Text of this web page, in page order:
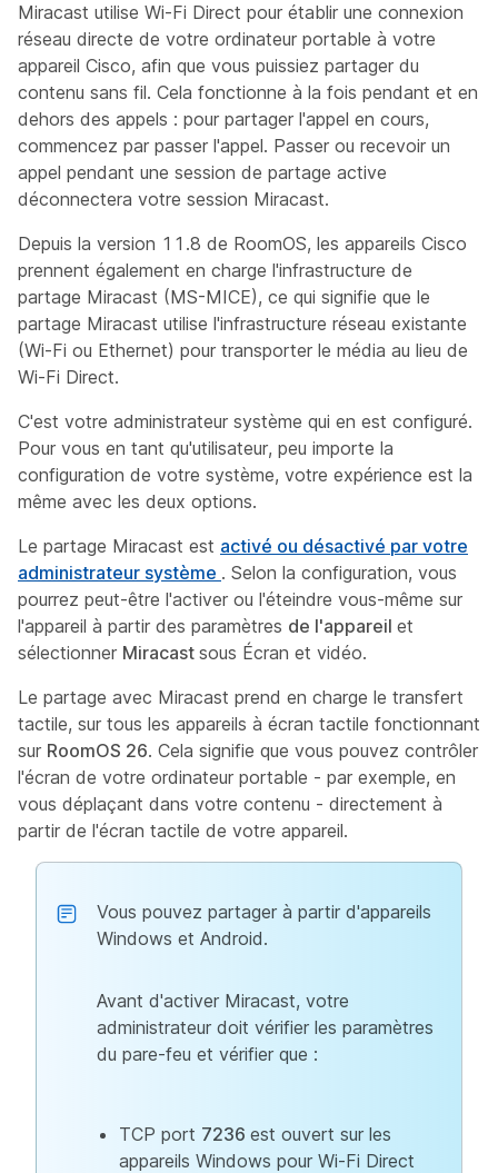
Miracast utilise Wi-Fi Direct pour établir une connexion
réseau directe de votre ordinateur portable à votre
appareil Cisco, afin que vous puissiez partager du
contenu sans fil. Cela fonctionne à la fois pendant et en
dehors des appels : pour partager l'appel en cours,
commencez par passer l'appel. Passer ou recevoir un
appel pendant une session de partage active
déconnectera votre session Miracast.
Depuis la version 11.8 de RoomOS, les appareils Cisco
prennent également en charge l'infrastructure de
partage Miracast (MS-MICE), ce qui signifie que le
partage Miracast utilise l'infrastructure réseau existante
(Wi-Fi ou Ethernet) pour transporter le média au lieu de
Wi-Fi Direct.
C'est votre administrateur système qui en est configuré.
Pour vous en tant qu'utilisateur, peu importe la
configuration de votre système, votre expérience est la
même avec les deux options.
Le partage Miracast est activé ou désactivé par votre
administrateur système . Selon la configuration, vous
pourrez peut-être l'activer ou l'éteindre vous-même sur
l'appareil à partir des paramètres de l'appareil et
sélectionner Miracast sous Écran et vidéo.
Le partage avec Miracast prend en charge le transfert
tactile, sur tous les appareils à écran tactile fonctionnant
sur RoomOS 26. Cela signifie que vous pouvez contrôler
l'écran de votre ordinateur portable - par exemple, en
vous déplaçant dans votre contenu - directement à
partir de l'écran tactile de votre appareil.
Vous pouvez partager à partir d'appareils
Windows et Android.
Avant d'activer Miracast, votre
administrateur doit vérifier les paramètres
du pare-feu et vérifier que :
TCP port 7236 est ouvert sur les
appareils Windows pour Wi-Fi Direct